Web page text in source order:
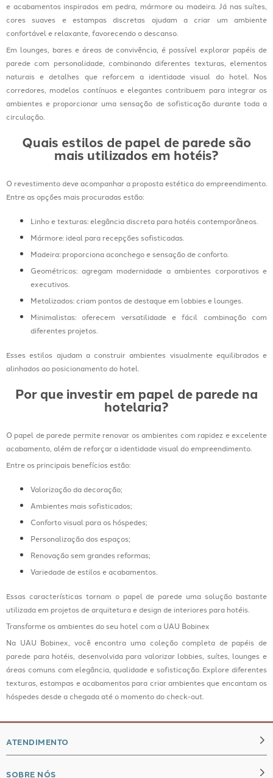
e acabamentos inspirados em pedra, mármore ou madeira. Já nas suítes,
cores suaves e estampas discretas ajudam a criar um ambiente
confortável e relaxante, favorecendo o descanso.
Em lounges, bares e áreas de convivência, é possível explorar papéis de
parede com personalidade, combinando diferentes texturas, elementos
naturais e detalhes que reforcem a identidade visual do hotel. Nos
corredores, modelos contínuos e elegantes contribuem para integrar os
ambientes e proporcionar uma sensação de sofisticação durante toda a
circulação.
Quais estilos de papel de parede são
mais utilizados em hotéis?
O revestimento deve acompanhar a proposta estética do empreendimento.
Entre as opções mais procuradas estão:
Linho e texturas: elegância discreta para hotéis contemporâneos.
Mármore: ideal para recepções sofisticadas.
Madeira: proporciona aconchego e sensação de conforto.
Geométricos: agregam modernidade a ambientes corporativos e
executivos.
Metalizados: criam pontos de destaque em lobbies e lounges.
Minimalistas: oferecem versatilidade e fácil combinação com
diferentes projetos.
Esses estilos ajudam a construir ambientes visualmente equilibrados e
alinhados ao posicionamento do hotel.
Por que investir em papel de parede na
hotelaria?
O papel de parede permite renovar os ambientes com rapidez e excelente
acabamento, além de reforçar a identidade visual do empreendimento.
Entre os principais benefícios estão:
Valorização da decoração;
Ambientes mais sofisticados;
Conforto visual para os hóspedes;
Personalização dos espaços;
Renovação sem grandes reformas;
Variedade de estilos e acabamentos.
Essas características tornam o papel de parede uma solução bastante
utilizada em projetos de arquitetura e design de interiores para hotéis.
Transforme os ambientes do seu hotel com a UAU Bobinex
Na UAU Bobinex, você encontra uma coleção completa de papéis de
parede para hotéis, desenvolvida para valorizar lobbies, suítes, lounges e
áreas comuns com elegância, qualidade e sofisticação. Explore diferentes
texturas, estampas e acabamentos para criar ambientes que encantam os
hóspedes desde a chegada até o momento do check-out.
ATENDIMENTO
SOBRE NÓS